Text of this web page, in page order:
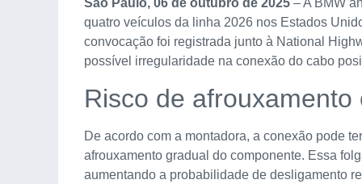
São Paulo, 06 de outubro de 2025 – A BMW
quatro veículos da linha 2026 nos Estados
convocação foi registrada junto à National
possível irregularidade na conexão do cabo
Risco de
De acordo com a montadora, a conexão pode
afrouxamento gradual do componente. Essa
aumentando a probabilidade de desligamento